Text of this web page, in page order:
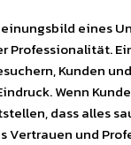
eines
Professionalität.
Kunden
Wenn
dass alles
Vertrauen und